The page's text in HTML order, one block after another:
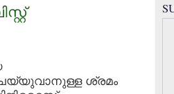
ശ്രമം